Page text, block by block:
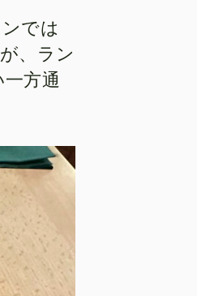
では
、ラン
方通